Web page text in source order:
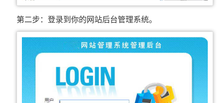
第二步：登录到你的网站后台管理系统。